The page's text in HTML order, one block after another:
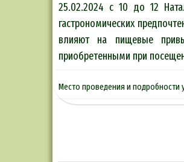
25.02.2024 с 10 до 12
гастрономических
влияют на пищевые
приобретенными при
Место проведения и подробности